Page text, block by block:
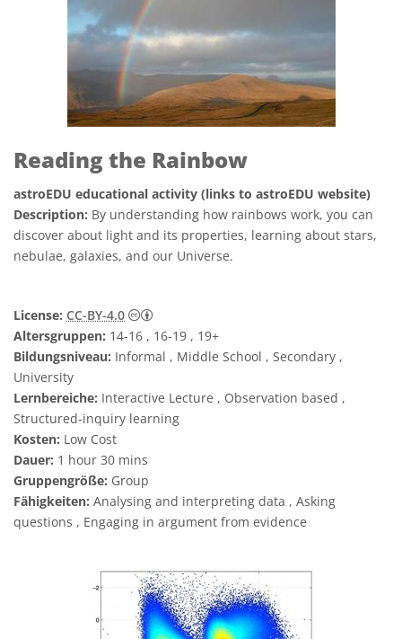
Reading the Rainbow
astroEDU educational activity (links to astroEDU website)
Description: By understanding how rainbows work, you can
discover about light and its properties, learning about stars,
nebulae, galaxies, and our Universe.
License: CC-BY-4.0
Creative Commons Namensnennung 4.0
Altersgruppen: 14-16 , 16-19 , 19+
Bildungsniveau: Informal , Middle School , Secondary ,
University
Lernbereiche: Interactive Lecture , Observation based ,
Structured-inquiry learning
Kosten: Low Cost
Dauer: 1 hour 30 mins
Gruppengröße: Group
Fähigkeiten: Analysing and interpreting data , Asking
questions , Engaging in argument from evidence